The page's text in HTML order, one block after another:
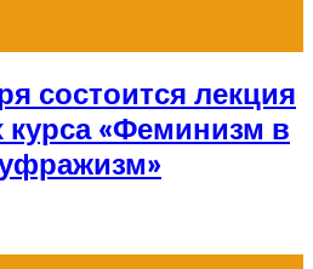
состоится лекция
курса «Феминизм в